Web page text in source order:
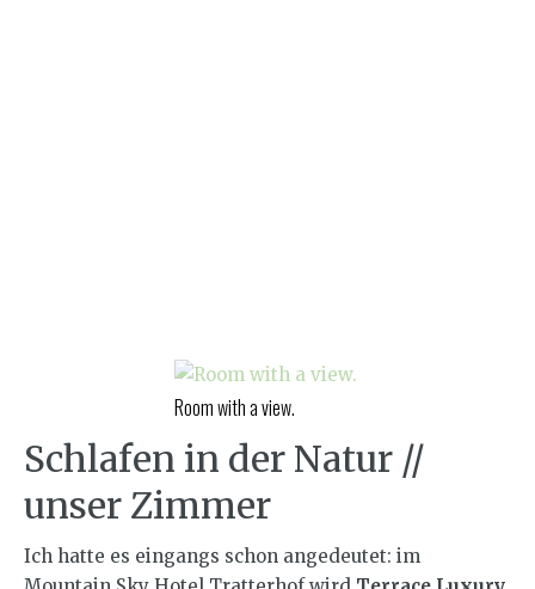
Room with a view.
Schlafen in der Natur //
unser Zimmer
Ich hatte es eingangs schon angedeutet: im